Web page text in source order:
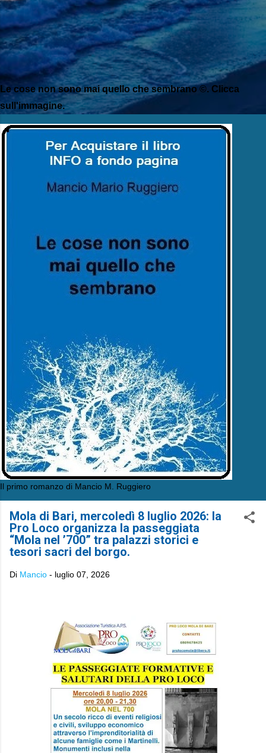
Le cose non sono mai quello che sembrano ©. Clicca
sull'immagine.
Il primo romanzo di Mancio M. Ruggiero
Mola di Bari, mercoledì 8 luglio 2026: la
Pro Loco organizza la passeggiata
“Mola nel ’700” tra palazzi storici e
tesori sacri del borgo.
Di Mancio - luglio 07, 2026